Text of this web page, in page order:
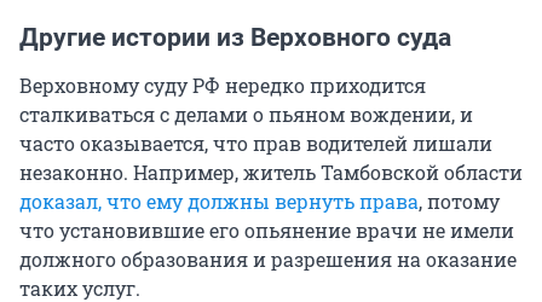
Другие истории из Верховного суда
Верховному суду РФ нередко приходится
сталкиваться с делами о пьяном вождении, и
часто оказывается, что прав водителей лишали
незаконно. Например, житель Тамбовской области
доказал, что ему должны вернуть права, потому
что установившие его опьянение врачи не имели
должного образования и разрешения на оказание
таких услуг.